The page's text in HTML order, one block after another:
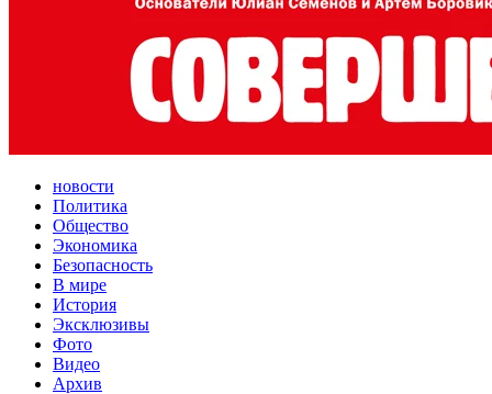
новости
Политика
Общество
Экономика
Безопасность
В мире
История
Эксклюзивы
Фото
Видео
Архив